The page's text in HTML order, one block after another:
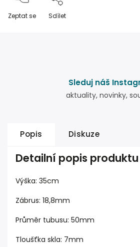
Zeptat se Sdílet
Sleduj náš
aktuality, novinky,
Popis Diskuze
Detailní popis produktu
Výška: 35cm
Zábrus: 18,8mm
Průměr tubusu: 50mm
Tloušťka skla: 7mm